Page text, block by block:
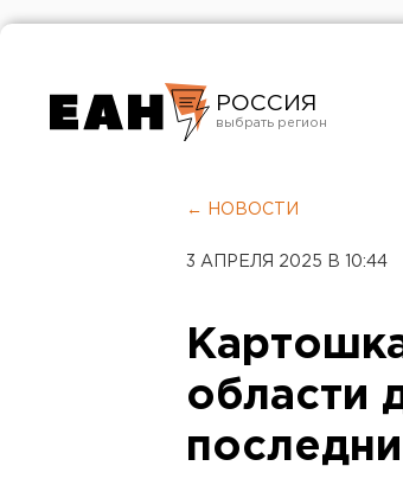
РОССИЯ
Челябинск
← НОВОСТИ
3 АПРЕЛЯ 2025 В 10:44
области